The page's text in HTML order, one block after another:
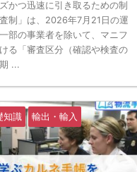
かつ迅速に引き取るための制
制」は、2026年7月21日の運
部の事業者を除いて、マニフ
る「審査区分（確認や検査の
...
知識 輸出・輸入